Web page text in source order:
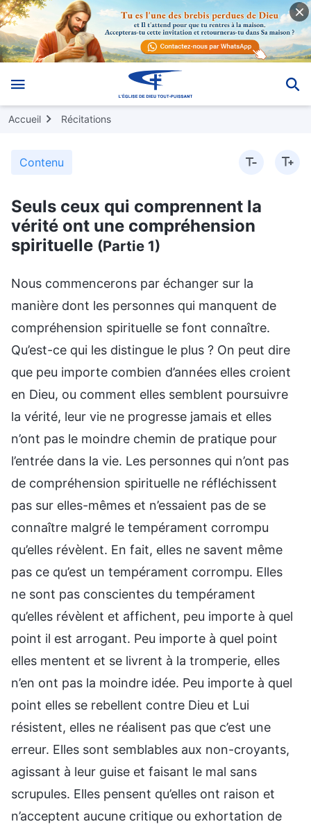
Accueil Récitations
Contenu
Seuls ceux qui comprennent la
vérité ont une compréhension
spirituelle (Partie 1)
Nous commencerons par échanger sur la
manière dont les personnes qui manquent de
compréhension spirituelle se font connaître.
Qu’est-ce qui les distingue le plus ? On peut dire
que peu importe combien d’années elles croient
en Dieu, ou comment elles semblent poursuivre
la vérité, leur vie ne progresse jamais et elles
n’ont pas le moindre chemin de pratique pour
l’entrée dans la vie. Les personnes qui n’ont pas
de compréhension spirituelle ne réfléchissent
pas sur elles-mêmes et n’essaient pas de se
connaître malgré le tempérament corrompu
qu’elles révèlent. En fait, elles ne savent même
pas ce qu’est un tempérament corrompu. Elles
ne sont pas conscientes du tempérament
qu’elles révèlent et affichent, peu importe à quel
point il est arrogant. Peu importe à quel point
elles mentent et se livrent à la tromperie, elles
n’en ont pas la moindre idée. Peu importe à quel
point elles se rebellent contre Dieu et Lui
résistent, elles ne réalisent pas que c’est une
erreur. Elles sont semblables aux non-croyants,
agissant à leur guise et faisant le mal sans
scrupules. Elles pensent qu’elles ont raison et
n’acceptent aucune critique ou exhortation de